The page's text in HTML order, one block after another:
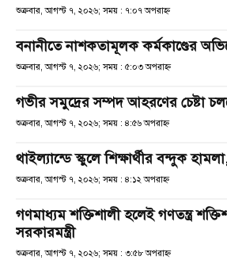
শুক্রবার, আগস্ট ৭, ২০২৬; সময় : ৭:০৭ অপরাহ্ণ
বনানীতে নাশকতামূলক কর্মকাণ্ডের
শুক্রবার, আগস্ট ৭, ২০২৬; সময় : ৫:০৩ অপরাহ্ণ
গভীর সমুদ্রের সম্পদ আহরণের চেষ্টা চলছে:
শুক্রবার, আগস্ট ৭, ২০২৬; সময় : ৪:৫৬ অপরাহ্ণ
থাইল্যান্ডে স্কুলে শিক্ষার্থীর বন্দুক
শুক্রবার, আগস্ট ৭, ২০২৬; সময় : ৪:১২ অপরাহ্ণ
গণমাধ্যম শক্তিশালী হলেই গণতন্ত্র
সরকারমন্ত্রী
শুক্রবার, আগস্ট ৭, ২০২৬; সময় : ৩:৫৮ অপরাহ্ণ